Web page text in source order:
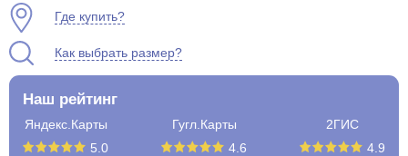
Где купить?
Как выбрать размер?
Наш рейтинг
Яндекс.Карты
5.0
Гугл.Карты
4.6
2ГИС
4.9